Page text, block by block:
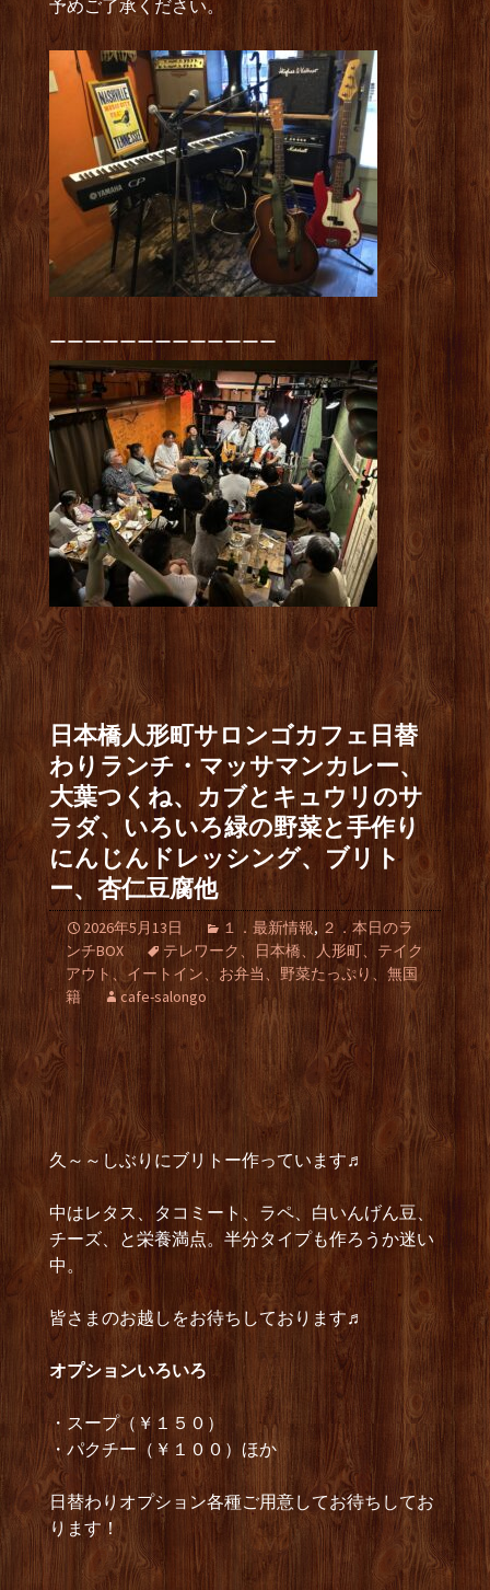
予めご了承ください。
ーーーーーーーーーーーーー
日本橋人形町サロンゴカフェ日替
わりランチ・マッサマンカレー、
大葉つくね、カブとキュウリのサ
ラダ、いろいろ緑の野菜と手作り
にんじんドレッシング、ブリト
ー、杏仁豆腐他
2026年5月13日 １．最新情報, ２．本日のラ
ンチBOX
テレワーク、日本橋、人形町、テイク
アウト、イートイン、お弁当、野菜たっぷり、無国
籍
cafe-salongo
久～～しぶりにブリトー作っています♬
中はレタス、タコミート、ラペ、白いんげん豆、
チーズ、と栄養満点。半分タイプも作ろうか迷い
中。
皆さまのお越しをお待ちしております♬
オプションいろいろ
・スープ（￥１５０）
・パクチー（￥１００）ほか
日替わりオプション各種ご用意してお待ちしてお
ります！